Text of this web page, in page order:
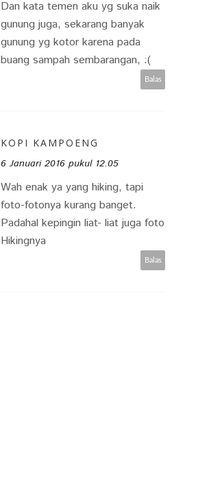
Dan kata temen aku yg suka naik
gunung juga, sekarang banyak
gunung yg kotor karena pada
buang sampah sembarangan, :(
Balas
KOPI KAMPOENG
6 Januari 2016 pukul 12.05
Wah enak ya yang hiking, tapi
foto-fotonya kurang banget.
Padahal kepingin liat- liat juga foto
Hikingnya
Balas